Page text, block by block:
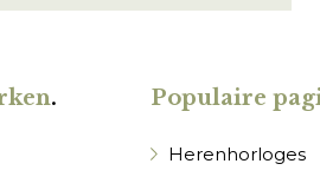
. Populaire
Herenhorloges